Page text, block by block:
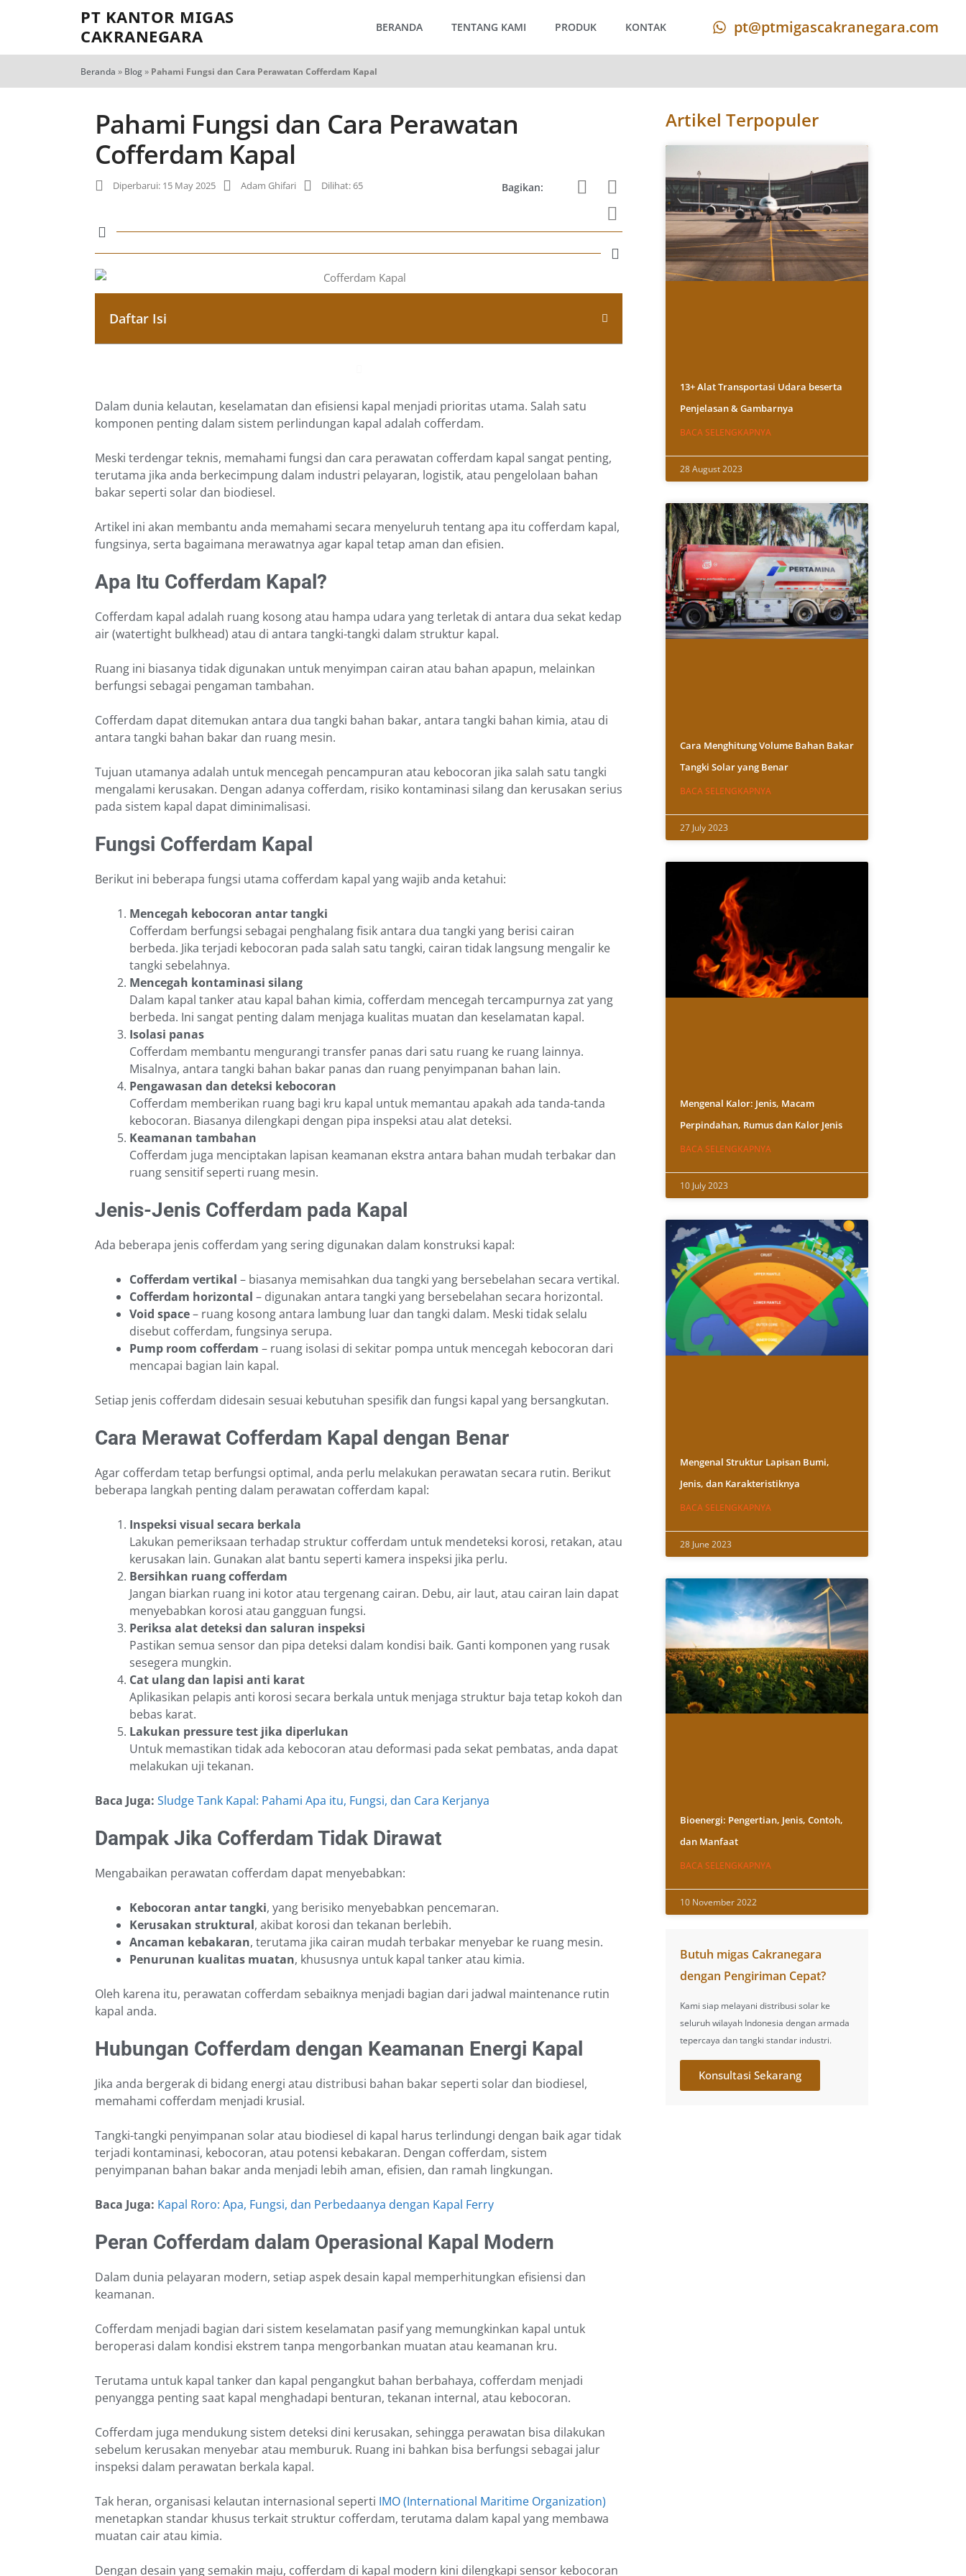
PT KANTOR MIGAS
CAKRANEGARA
BERANDA TENTANG KAMI PRODUK KONTAK pt@ptmigascakranegara.com
Beranda » Blog» Pahami Fungsi dan Cara Perawatan Cofferdam Kapal
Pahami Fungsi dan Cara Perawatan
Cofferdam Kapal
Diperbarui: 15 May 2025 Adam Ghifari Dilihat: 65 Bagikan:
Daftar Isi
Dalam dunia kelautan, keselamatan dan efisiensi kapal menjadi prioritas utama. Salah satu
komponen penting dalam sistem perlindungan kapal adalah cofferdam.
Meski terdengar teknis, memahami fungsi dan cara perawatan cofferdam kapal sangat penting,
terutama jika anda berkecimpung dalam industri pelayaran, logistik, atau pengelolaan bahan
bakar seperti solar dan biodiesel.
Artikel ini akan membantu anda memahami secara menyeluruh tentang apa itu cofferdam kapal,
fungsinya, serta bagaimana merawatnya agar kapal tetap aman dan efisien.
Apa Itu Cofferdam Kapal?
Cofferdam kapal adalah ruang kosong atau hampa udara yang terletak di antara dua sekat kedap
air (watertight bulkhead) atau di antara tangki-tangki dalam struktur kapal.
Ruang ini biasanya tidak digunakan untuk menyimpan cairan atau bahan apapun, melainkan
berfungsi sebagai pengaman tambahan.
Cofferdam dapat ditemukan antara dua tangki bahan bakar, antara tangki bahan kimia, atau di
antara tangki bahan bakar dan ruang mesin.
Tujuan utamanya adalah untuk mencegah pencampuran atau kebocoran jika salah satu tangki
mengalami kerusakan. Dengan adanya cofferdam, risiko kontaminasi silang dan kerusakan serius
pada sistem kapal dapat diminimalisasi.
Fungsi Cofferdam Kapal
Berikut ini beberapa fungsi utama cofferdam kapal yang wajib anda ketahui:
Mencegah kebocoran antar tangki
Cofferdam berfungsi sebagai penghalang fisik antara dua tangki yang berisi cairan
berbeda. Jika terjadi kebocoran pada salah satu tangki, cairan tidak langsung mengalir ke
tangki sebelahnya.
Mencegah kontaminasi silang
Dalam kapal tanker atau kapal bahan kimia, cofferdam mencegah tercampurnya zat yang
berbeda. Ini sangat penting dalam menjaga kualitas muatan dan keselamatan kapal.
Isolasi panas
Cofferdam membantu mengurangi transfer panas dari satu ruang ke ruang lainnya.
Misalnya, antara tangki bahan bakar panas dan ruang penyimpanan bahan lain.
Pengawasan dan deteksi kebocoran
Cofferdam memberikan ruang bagi kru kapal untuk memantau apakah ada tanda-tanda
kebocoran. Biasanya dilengkapi dengan pipa inspeksi atau alat deteksi.
Keamanan tambahan
Cofferdam juga menciptakan lapisan keamanan ekstra antara bahan mudah terbakar dan
ruang sensitif seperti ruang mesin.
Jenis-Jenis Cofferdam pada Kapal
Ada beberapa jenis cofferdam yang sering digunakan dalam konstruksi kapal:
Cofferdam vertikal – biasanya memisahkan dua tangki yang bersebelahan secara vertikal.
Cofferdam horizontal – digunakan antara tangki yang bersebelahan secara horizontal.
Void space– ruang kosong antara lambung luar dan tangki dalam. Meski tidak selalu
disebut cofferdam, fungsinya serupa.
Pump room cofferdam – ruang isolasi di sekitar pompa untuk mencegah kebocoran dari
mencapai bagian lain kapal.
Setiap jenis cofferdam didesain sesuai kebutuhan spesifik dan fungsi kapal yang bersangkutan.
Cara Merawat Cofferdam Kapal dengan Benar
Agar cofferdam tetap berfungsi optimal, anda perlu melakukan perawatan secara rutin. Berikut
beberapa langkah penting dalam perawatan cofferdam kapal:
Inspeksi visual secara berkala
Lakukan pemeriksaan terhadap struktur cofferdam untuk mendeteksi korosi, retakan, atau
kerusakan lain. Gunakan alat bantu seperti kamera inspeksi jika perlu.
Bersihkan ruang cofferdam
Jangan biarkan ruang ini kotor atau tergenang cairan. Debu, air laut, atau cairan lain dapat
menyebabkan korosi atau gangguan fungsi.
Periksa alat deteksi dan saluran inspeksi
Pastikan semua sensor dan pipa deteksi dalam kondisi baik. Ganti komponen yang rusak
sesegera mungkin.
Cat ulang dan lapisi anti karat
Aplikasikan pelapis anti korosi secara berkala untuk menjaga struktur baja tetap kokoh dan
bebas karat.
Lakukan pressure test jika diperlukan
Untuk memastikan tidak ada kebocoran atau deformasi pada sekat pembatas, anda dapat
melakukan uji tekanan.
Baca Juga: Sludge Tank Kapal: Pahami Apa itu, Fungsi, dan Cara Kerjanya
Dampak Jika Cofferdam Tidak Dirawat
Mengabaikan perawatan cofferdam dapat menyebabkan:
Kebocoran antar tangki, yang berisiko menyebabkan pencemaran.
Kerusakan struktural, akibat korosi dan tekanan berlebih.
Ancaman kebakaran, terutama jika cairan mudah terbakar menyebar ke ruang mesin.
Penurunan kualitas muatan, khususnya untuk kapal tanker atau kimia.
Oleh karena itu, perawatan cofferdam sebaiknya menjadi bagian dari jadwal maintenance rutin
kapal anda.
Hubungan Cofferdam dengan Keamanan Energi Kapal
Jika anda bergerak di bidang energi atau distribusi bahan bakar seperti solar dan biodiesel,
memahami cofferdam menjadi krusial.
Tangki-tangki penyimpanan solar atau biodiesel di kapal harus terlindungi dengan baik agar tidak
terjadi kontaminasi, kebocoran, atau potensi kebakaran. Dengan cofferdam, sistem
penyimpanan bahan bakar anda menjadi lebih aman, efisien, dan ramah lingkungan.
Baca Juga: Kapal Roro: Apa, Fungsi, dan Perbedaanya dengan Kapal Ferry
Peran Cofferdam dalam Operasional Kapal Modern
Dalam dunia pelayaran modern, setiap aspek desain kapal memperhitungkan efisiensi dan
keamanan.
Cofferdam menjadi bagian dari sistem keselamatan pasif yang memungkinkan kapal untuk
beroperasi dalam kondisi ekstrem tanpa mengorbankan muatan atau keamanan kru.
Terutama untuk kapal tanker dan kapal pengangkut bahan berbahaya, cofferdam menjadi
penyangga penting saat kapal menghadapi benturan, tekanan internal, atau kebocoran.
Cofferdam juga mendukung sistem deteksi dini kerusakan, sehingga perawatan bisa dilakukan
sebelum kerusakan menyebar atau memburuk. Ruang ini bahkan bisa berfungsi sebagai jalur
inspeksi dalam perawatan berkala kapal.
Tak heran, organisasi kelautan internasional seperti IMO (International Maritime Organization)
menetapkan standar khusus terkait struktur cofferdam, terutama dalam kapal yang membawa
muatan cair atau kimia.
Dengan desain yang semakin maju, cofferdam di kapal modern kini dilengkapi sensor kebocoran
Artikel Terpopuler
13+ Alat Transportasi Udara beserta
Penjelasan & Gambarnya
BACA SELENGKAPNYA
28 August 2023
Cara Menghitung Volume Bahan Bakar
Tangki Solar yang Benar
BACA SELENGKAPNYA
27 July 2023
Mengenal Kalor: Jenis, Macam
Perpindahan, Rumus dan Kalor Jenis
BACA SELENGKAPNYA
10 July 2023
Mengenal Struktur Lapisan Bumi,
Jenis, dan Karakteristiknya
BACA SELENGKAPNYA
28 June 2023
Bioenergi: Pengertian, Jenis, Contoh,
dan Manfaat
BACA SELENGKAPNYA
10 November 2022
Butuh migas Cakranegara
dengan Pengiriman Cepat?
Kami siap melayani distribusi solar ke
seluruh wilayah Indonesia dengan armada
tepercaya dan tangki standar industri.
Konsultasi Sekarang